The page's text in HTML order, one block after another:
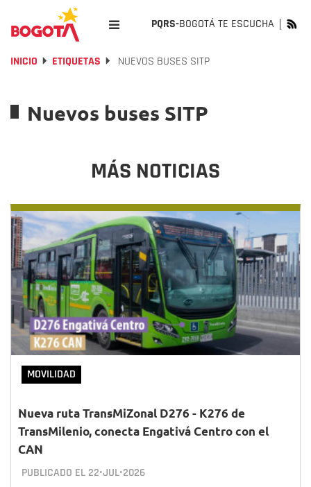
PQRS-BOGOTÁ TE ESCUCHA
INICIO ETIQUETAS NUEVOS BUSES SITP
Nuevos buses SITP
MÁS NOTICIAS
MOVILIDAD
Nueva ruta TransMiZonal D276 - K276 de
TransMilenio, conecta Engativá Centro con el
CAN
PUBLICADO EL 22•JUL•2026